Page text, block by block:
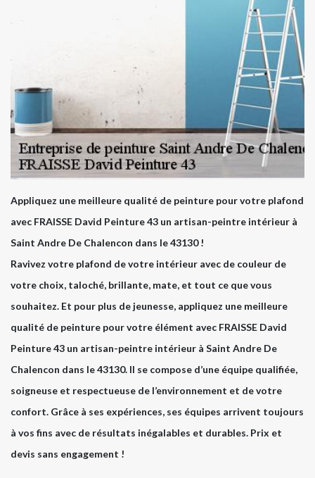
Appliquez une meilleure qualité de peinture pour votre plafond
avec FRAISSE David Peinture 43 un artisan-peintre intérieur à
Saint Andre De Chalencon dans le 43130 !
Ravivez votre plafond de votre intérieur avec de couleur de
votre choix, taloché, brillante, mate, et tout ce que vous
souhaitez. Et pour plus de jeunesse, appliquez une meilleure
qualité de peinture pour votre élément avec FRAISSE David
Peinture 43 un artisan-peintre intérieur à Saint Andre De
Chalencon dans le 43130. Il se compose d’une équipe qualifiée,
soigneuse et respectueuse de l’environnement et de votre
confort. Grâce à ses expériences, ses équipes arrivent toujours
à vos fins avec de résultats inégalables et durables. Prix et
devis sans engagement !